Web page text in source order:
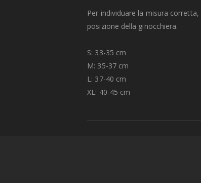
Per individuare la misura
posizione della ginocchiera.
S: 33-35 cm
M: 35-37 cm
L: 37-40 cm
XL: 40-45 cm